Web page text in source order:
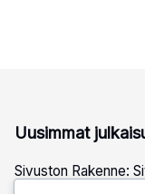
Uusimmat
Sivuston Rakenne: